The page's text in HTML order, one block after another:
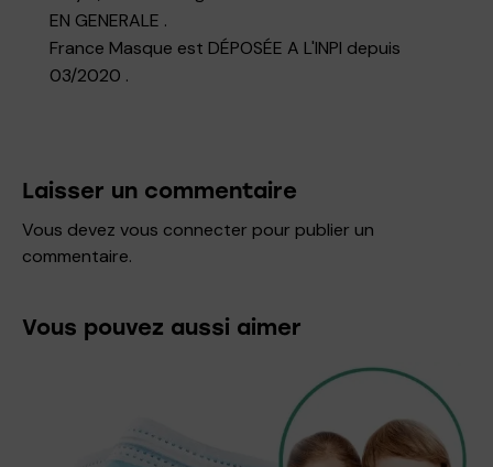
EN GENERALE .
France Masque est DÉPOSÉE A L'INPI depuis
03/2020 .
Laisser un commentaire
Vous devez vous connecter pour publier un
commentaire.
Vous pouvez aussi aimer